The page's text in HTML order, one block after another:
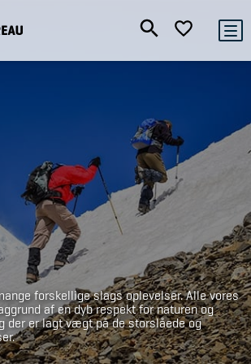
forskellige slags oplevelser. Alle vores
af en dyb respekt for naturen og
der er lagt vægt på de storslåede og